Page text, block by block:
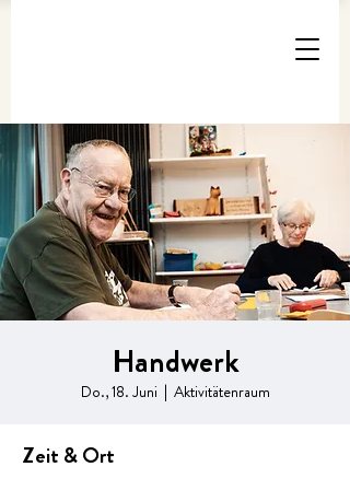
Handwerk
Do., 18. Juni
  |
Aktivitätenraum
Zeit & Ort